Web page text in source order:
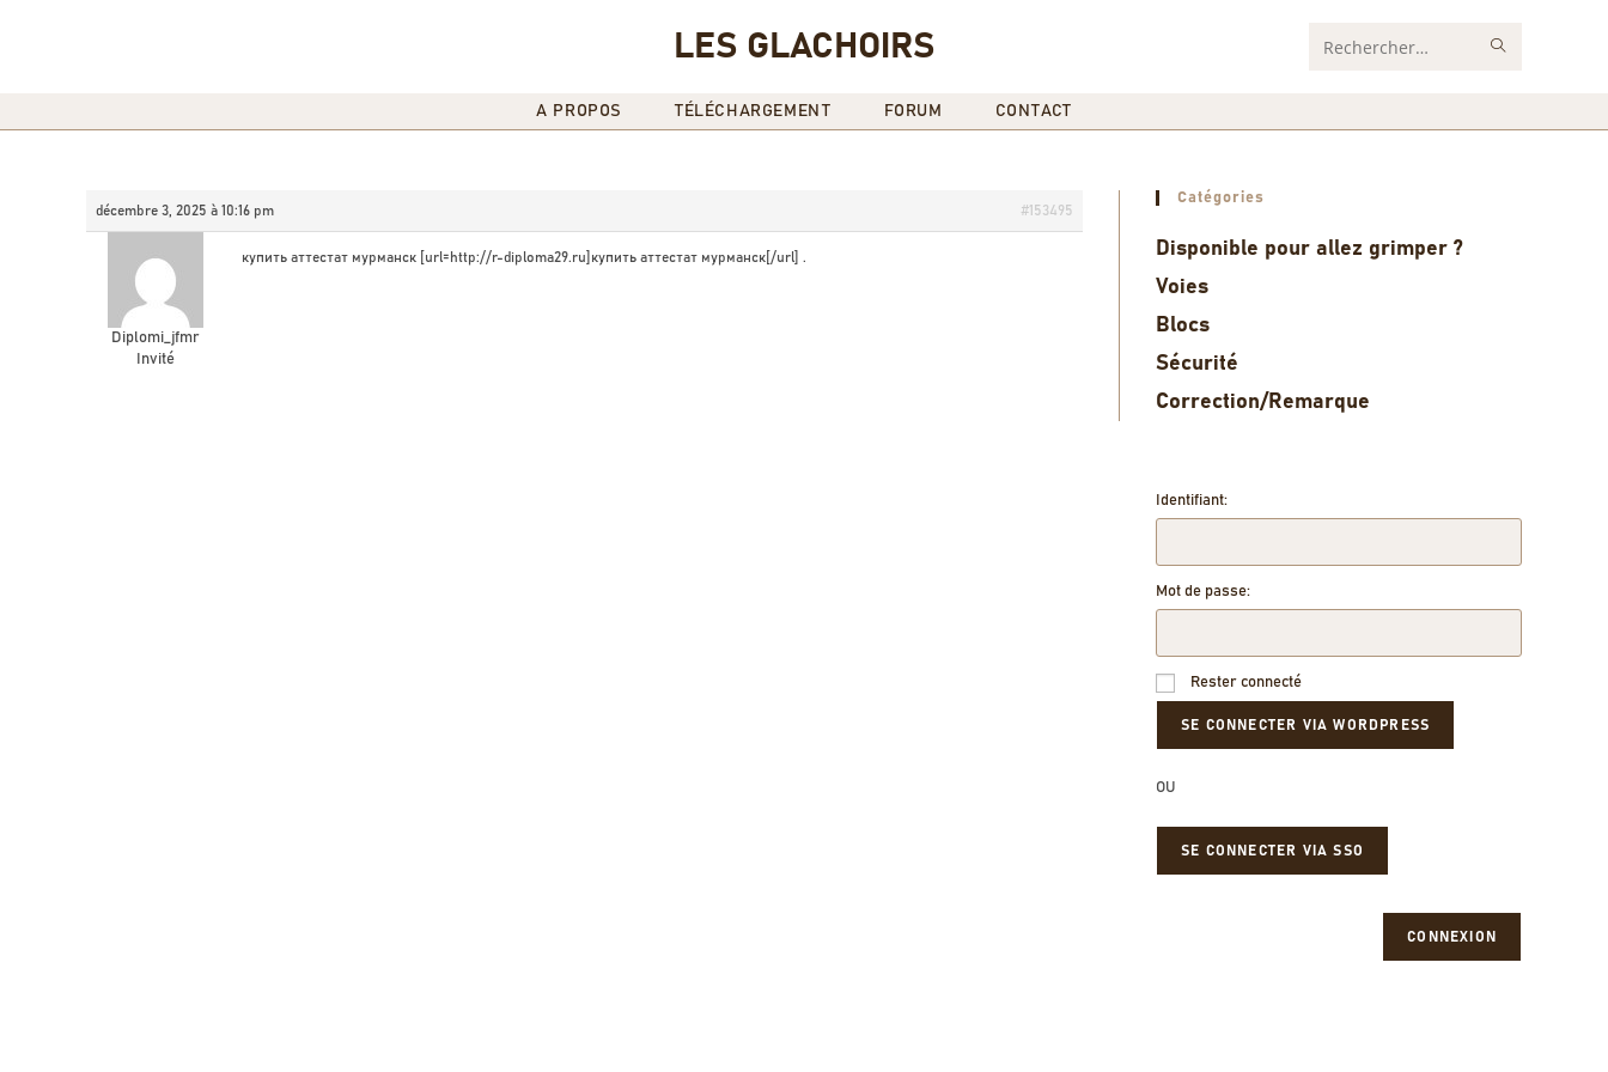
LES GLACHOIRS Rechercher
A PROPOS TÉLÉCHARGEMENT FORUM CONTACT
décembre 3, 2025 à 10:16 pm #153495
Diplomi_jfmr
Invité
купить аттестат мурманск [url=http://r-diploma29.ru]купить аттестат мурманск[/url] .
Catégories
Disponible pour allez grimper ?
Voies
Blocs
Sécurité
Correction/Remarque
Identifiant:
Mot de passe:
Rester connecté
OU
SE CONNECTER VIA SSO
CONNEXION